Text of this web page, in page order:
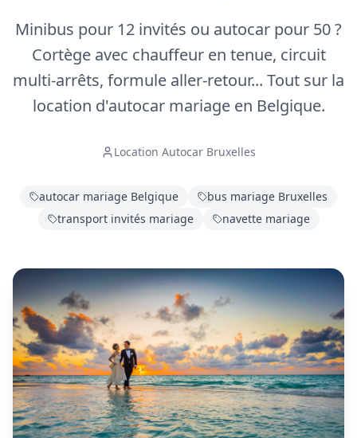
Minibus pour 12 invités ou autocar pour 50 ?
Cortège avec chauffeur en tenue, circuit
multi-arrêts, formule aller-retour... Tout sur la
location d'autocar mariage en Belgique.
Location Autocar Bruxelles
autocar mariage Belgique
bus mariage Bruxelles
transport invités mariage
navette mariage